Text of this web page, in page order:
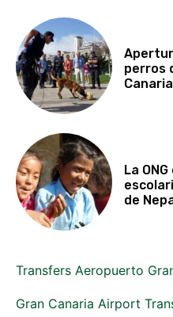
perros
Canaria
La
de
Transfers Aeropuerto
Gran Canaria Airport